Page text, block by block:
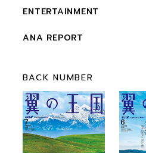
ENTERTAINMENT
ANA REPORT
BACK NUMBER